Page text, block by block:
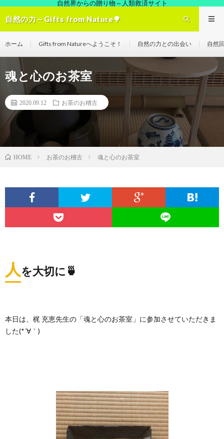
自然界からの贈り物～人類救済サイト
自然の力～Gifts from Nature🌳
ホーム Gifts from Natureへようこそ！ 自然の力との出会い 自然
魂と心のお茶室
2020.09.12 お茶のお稽古
HOME お茶のお稽古 魂と心のお茶室
人を大切に🍵
本日は、梶 充恵先生の「魂と心のお茶室」に参加させていただきま
した(*´∀｀)